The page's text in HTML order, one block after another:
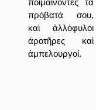
ποιμαίνοντες τὰ
πρόβατά σου,
καὶ ἀλλόφυλοι
ἀροτῆρες καὶ
ἀμπελουργοί.